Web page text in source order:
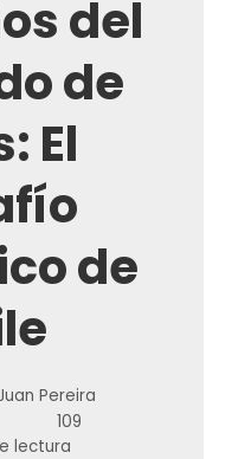
del
de
El
de
Pereira
109
lectura